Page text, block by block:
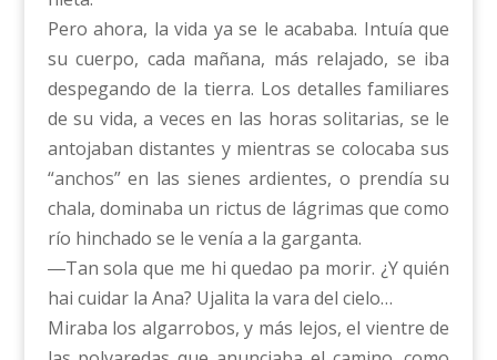
Pero ahora, la vida ya se le acababa. Intuía que
su cuerpo, cada mañana, más relajado, se iba
despegando de la tierra. Los detalles familiares
de su vida, a veces en las horas solitarias, se le
antojaban distantes y mientras se colocaba sus
“anchos” en las sienes ardientes, o prendía su
chala, dominaba un rictus de lágrimas que como
río hinchado se le venía a la garganta.
―Tan sola que me hi quedao pa morir. ¿Y quién
hai cuidar la Ana? Ujalita la vara del cielo…
Miraba los algarrobos, y más lejos, el vientre de